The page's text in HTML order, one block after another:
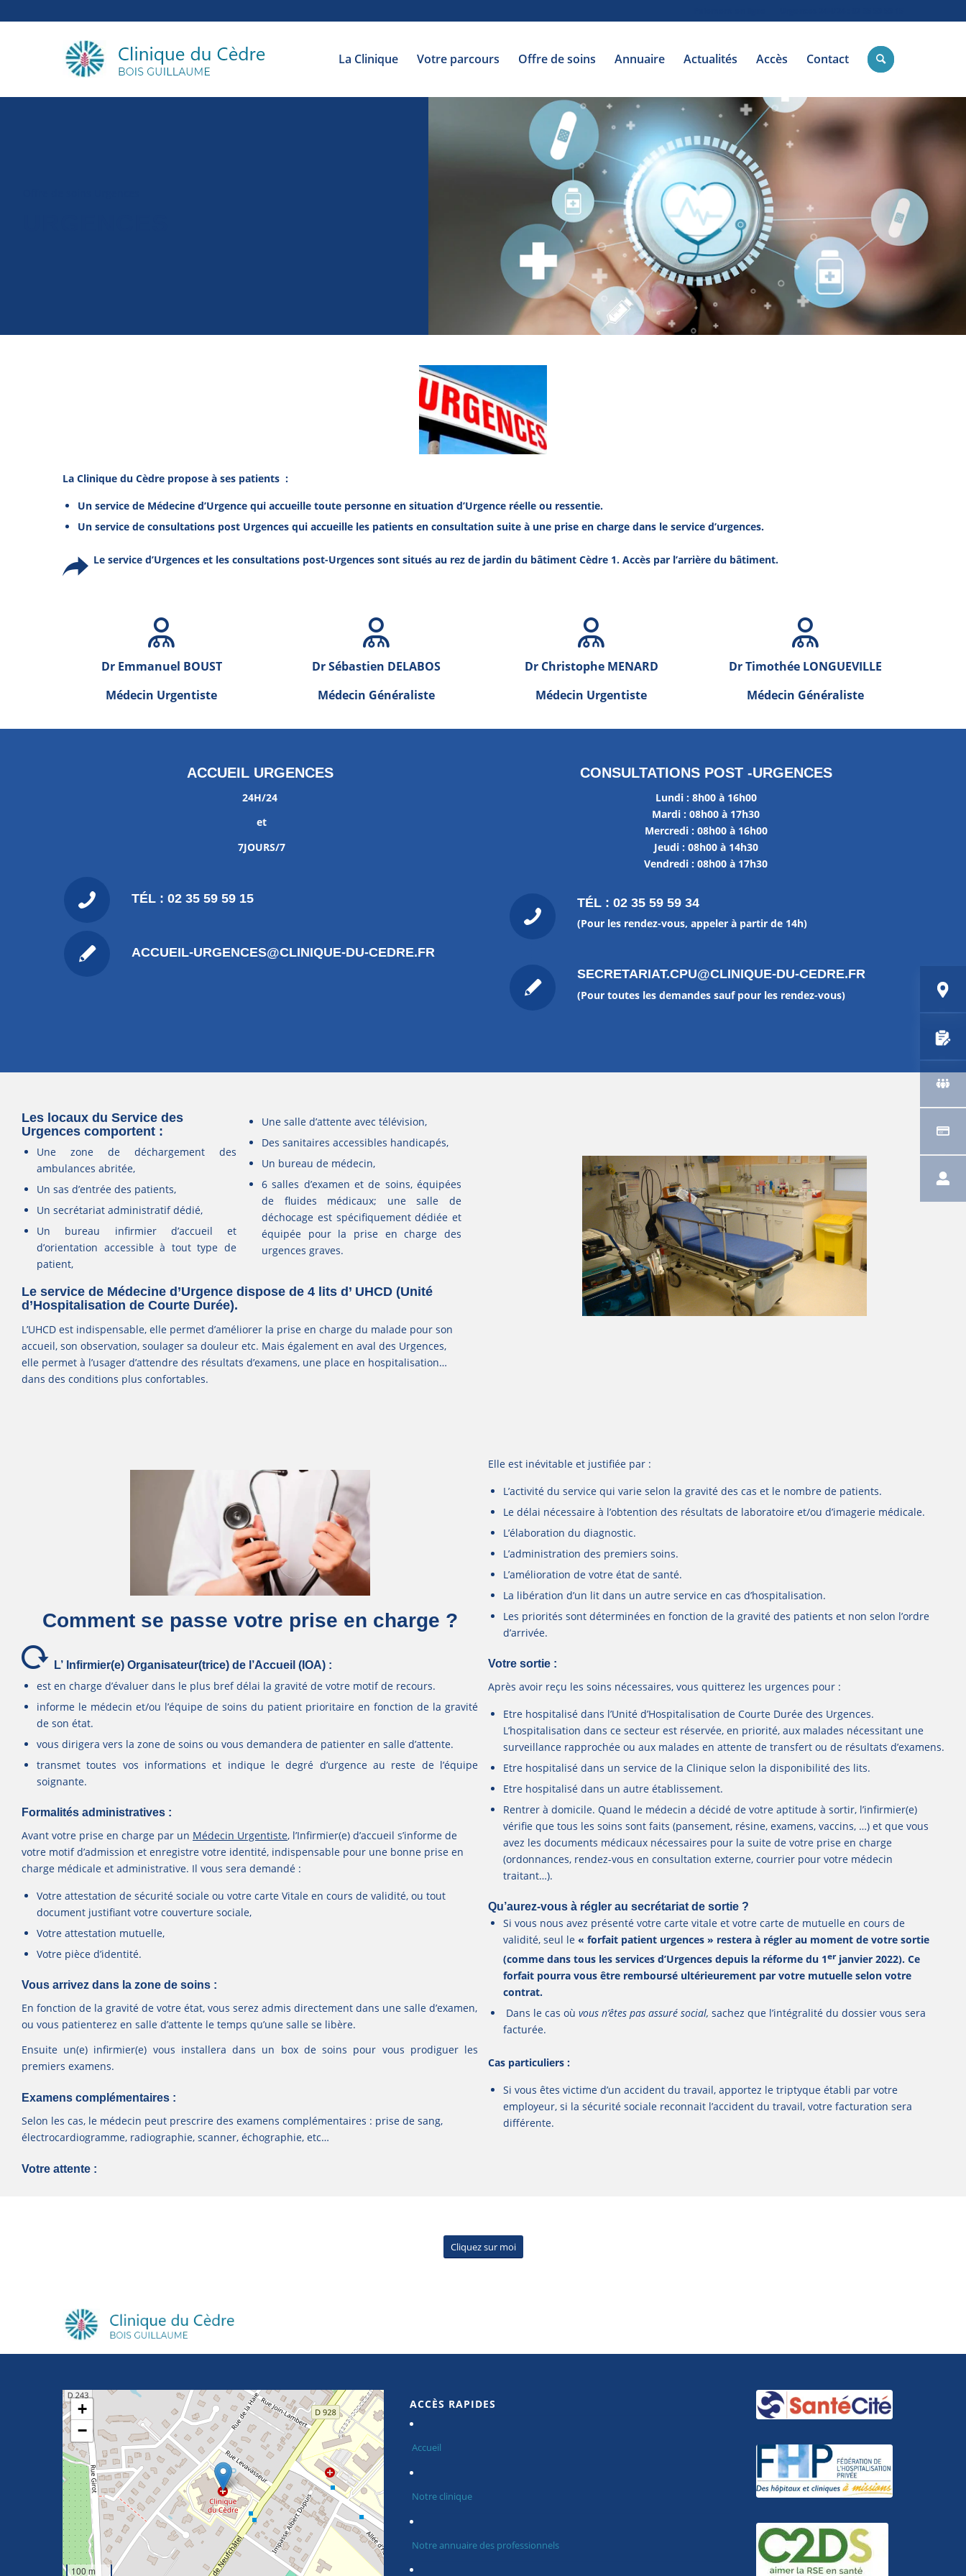
La Clinique Votre parcours Offre de soins Annuaire Actualités Accès Contact
La Clinique du Cèdre propose à ses patients :
Un service de Médecine d’Urgence qui accueille toute personne en situation d’Urgence réelle ou ressentie.
Un service de consultations post Urgences qui accueille les patients en consultation suite à une prise en charge dans le service d’urgences.
Le service d’Urgences et les consultations post-Urgences sont situés au rez de jardin du bâtiment Cèdre 1. Accès par l’arrière du bâtiment.
Dr Emmanuel BOUST
Médecin Urgentiste
Dr Sébastien DELABOS
Médecin Généraliste
Dr Christophe MENARD
Médecin Urgentiste
Dr Timothée LONGUEVILLE
Médecin Généraliste
ACCUEIL URGENCES
24H/24
et
7JOURS/7
TÉL : 02 35 59 59 15
ACCUEIL-URGENCES@CLINIQUE-DU-CEDRE.FR
CONSULTATIONS POST -URGENCES
Lundi : 8h00 à 16h00
Mardi : 08h00 à 17h30
Mercredi : 08h00 à 16h00
Jeudi : 08h00 à 14h30
Vendredi : 08h00 à 17h30
TÉL : 02 35 59 59 34
(Pour les rendez-vous, appeler à partir de 14h)
SECRETARIAT.CPU@CLINIQUE-DU-CEDRE.FR
(Pour toutes les demandes sauf pour les rendez-vous)
Les locaux du Service des
Urgences comportent :
Une zone de déchargement des
ambulances abritée,
Un sas d’entrée des patients,
Un secrétariat administratif dédié,
Un bureau infirmier d’accueil et
d’orientation accessible à tout type de
patient,
Une salle d’attente avec télévision,
Des sanitaires accessibles handicapés,
Un bureau de médecin,
6 salles d’examen et de soins, équipées
de fluides médicaux; une salle de
déchocage est spécifiquement dédiée et
équipée pour la prise en charge des
urgences graves.
Le service de Médecine d’Urgence dispose de 4 lits d’ UHCD (Unité
d’Hospitalisation de Courte Durée).
L’UHCD est indispensable, elle permet d’améliorer la prise en charge du malade pour son
accueil, son observation, soulager sa douleur etc. Mais également en aval des Urgences,
elle permet à l’usager d’attendre des résultats d’examens, une place en hospitalisation…
dans des conditions plus confortables.
Comment se passe votre prise en charge ?
L’ Infirmier(e) Organisateur(trice) de l’Accueil (IOA) :
est en charge d’évaluer dans le plus bref délai la gravité de votre motif de recours.
informe le médecin et/ou l’équipe de soins du patient prioritaire en fonction de la gravité
de son état.
vous dirigera vers la zone de soins ou vous demandera de patienter en salle d’attente.
transmet toutes vos informations et indique le degré d’urgence au reste de l’équipe
soignante.
Formalités administratives :
Avant votre prise en charge par un Médecin Urgentiste, l’Infirmier(e) d’accueil s’informe de
votre motif d’admission et enregistre votre identité, indispensable pour une bonne prise en
charge médicale et administrative. Il vous sera demandé :
Votre attestation de sécurité sociale ou votre carte Vitale en cours de validité, ou tout
document justifiant votre couverture sociale,
Votre attestation mutuelle,
Votre pièce d’identité.
Vous arrivez dans la zone de soins :
En fonction de la gravité de votre état, vous serez admis directement dans une salle d’examen,
ou vous patienterez en salle d’attente le temps qu’une salle se libère.
Ensuite un(e) infirmier(e) vous installera dans un box de soins pour vous prodiguer les
premiers examens.
Examens complémentaires :
Selon les cas, le médecin peut prescrire des examens complémentaires : prise de sang,
électrocardiogramme, radiographie, scanner, échographie, etc…
Votre attente :
Elle est inévitable et justifiée par :
L’activité du service qui varie selon la gravité des cas et le nombre de patients.
Le délai nécessaire à l’obtention des résultats de laboratoire et/ou d’imagerie médicale.
L’élaboration du diagnostic.
L’administration des premiers soins.
L’amélioration de votre état de santé.
La libération d’un lit dans un autre service en cas d’hospitalisation.
Les priorités sont déterminées en fonction de la gravité des patients et non selon l’ordre
d’arrivée.
Votre sortie :
Après avoir reçu les soins nécessaires, vous quitterez les urgences pour :
Etre hospitalisé dans l’Unité d’Hospitalisation de Courte Durée des Urgences.
L’hospitalisation dans ce secteur est réservée, en priorité, aux malades nécessitant une
surveillance rapprochée ou aux malades en attente de transfert ou de résultats d’examens.
Etre hospitalisé dans un service de la Clinique selon la disponibilité des lits.
Etre hospitalisé dans un autre établissement.
Rentrer à domicile. Quand le médecin a décidé de votre aptitude à sortir, l’infirmier(e)
vérifie que tous les soins sont faits (pansement, résine, examens, vaccins, …) et que vous
avez les documents médicaux nécessaires pour la suite de votre prise en charge
(ordonnances, rendez-vous en consultation externe, courrier pour votre médecin
traitant…).
Qu’aurez-vous à régler au secrétariat de sortie ?
Si vous nous avez présenté votre carte vitale et votre carte de mutuelle en cours de
validité, seul le « forfait patient urgences » restera à régler au moment de votre sortie
(comme dans tous les services d’Urgences depuis la réforme du 1erjanvier 2022). Ce
forfait pourra vous être remboursé ultérieurement par votre mutuelle selon votre
contrat.
Dans le cas où vous n’êtes pas assuré social, sachez que l’intégralité du dossier vous sera
facturée.
Cas particuliers :
Si vous êtes victime d’un accident du travail, apportez le triptyque établi par votre
employeur, si la sécurité sociale reconnait l’accident du travail, votre facturation sera
différente.
Cliquez sur moi
+
−
100 m
ACCÈS RAPIDES
Accueil
Notre clinique
Notre annuaire des professionnels